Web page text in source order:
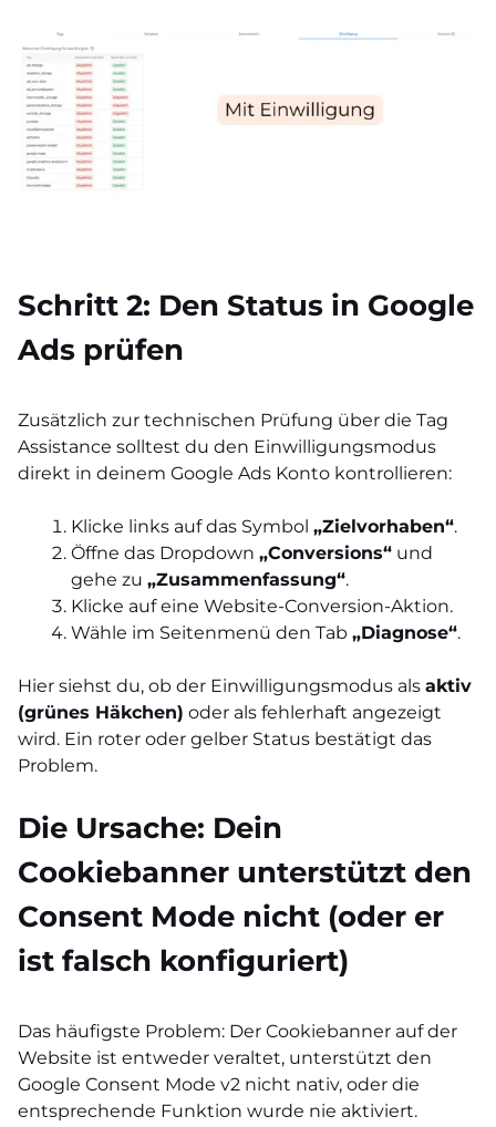
Schritt 2: Den Status in Google
Ads prüfen
Zusätzlich zur technischen Prüfung über die Tag
Assistance solltest du den Einwilligungsmodus
direkt in deinem Google Ads Konto kontrollieren:
Klicke links auf das Symbol „Zielvorhaben“.
Öffne das Dropdown „Conversions“ und
gehe zu „Zusammenfassung“.
Klicke auf eine Website-Conversion-Aktion.
Wähle im Seitenmenü den Tab „Diagnose“.
Hier siehst du, ob der Einwilligungsmodus als aktiv
(grünes Häkchen) oder als fehlerhaft angezeigt
wird. Ein roter oder gelber Status bestätigt das
Problem.
Die Ursache: Dein
Cookiebanner unterstützt den
Consent Mode nicht (oder er
ist falsch konfiguriert)
Das häufigste Problem: Der Cookiebanner auf der
Website ist entweder veraltet, unterstützt den
Google Consent Mode v2 nicht nativ, oder die
entsprechende Funktion wurde nie aktiviert.